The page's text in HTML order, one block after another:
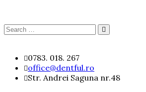
Search
content
0783. 018. 267
office@dentful.ro
Str. Andrei Saguna nr.48